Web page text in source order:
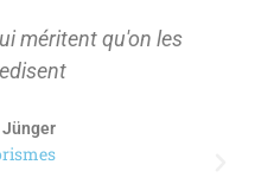
méritent qu'on les
Jünger